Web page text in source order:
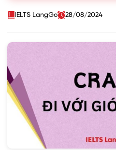
IELTS LangGo 28/08/2024